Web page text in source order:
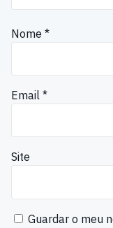
Nome *
Email *
Site
Guardar o meu